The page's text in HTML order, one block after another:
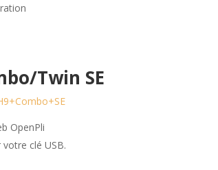
Twin SE
OpenPli
clé USB.